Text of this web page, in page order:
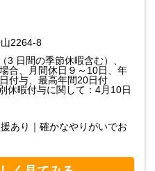
2264-8
3 日間の季節休暇含む）、
合、月間休日９～10日、年
付与、最高年間20日付
休暇付与に関して：4月10日
あり｜確かなやりがいでお